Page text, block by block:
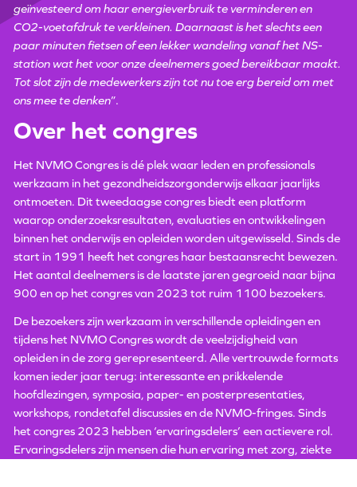
geïnvesteerd om haar energieverbruik te verminderen en
CO2-voetafdruk te verkleinen. Daarnaast is het slechts een
paar minuten fietsen of een lekker wandeling vanaf het NS-
station wat het voor onze deelnemers goed bereikbaar maakt.
Tot slot zijn de medewerkers zijn tot nu toe erg bereid om met
ons mee te denken”.
Over het congres
Het NVMO Congres is dé plek waar leden en professionals
werkzaam in het gezondheidszorgonderwijs elkaar jaarlijks
ontmoeten. Dit tweedaagse congres biedt een platform
waarop onderzoeksresultaten, evaluaties en ontwikkelingen
binnen het onderwijs en opleiden worden uitgewisseld. Sinds de
start in 1991 heeft het congres haar bestaansrecht bewezen.
Het aantal deelnemers is de laatste jaren gegroeid naar bijna
900 en op het congres van 2023 tot ruim 1100 bezoekers.
De bezoekers zijn werkzaam in verschillende opleidingen en
tijdens het NVMO Congres wordt de veelzijdigheid van
opleiden in de zorg gerepresenteerd. Alle vertrouwde formats
komen ieder jaar terug: interessante en prikkelende
hoofdlezingen, symposia, paper- en posterpresentaties,
workshops, rondetafel discussies en de NVMO-fringes. Sinds
het congres 2023 hebben ‘ervaringsdelers’ een actievere rol.
Ervaringsdelers zijn mensen die hun ervaring met zorg, ziekte